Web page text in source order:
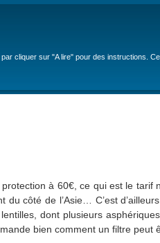
cliquer sur "A lire" pour des instructions.
à 60€, ce qui est le tarif
côté de l’Asie… C’est
dont plusieurs
bien comment un filtre peut